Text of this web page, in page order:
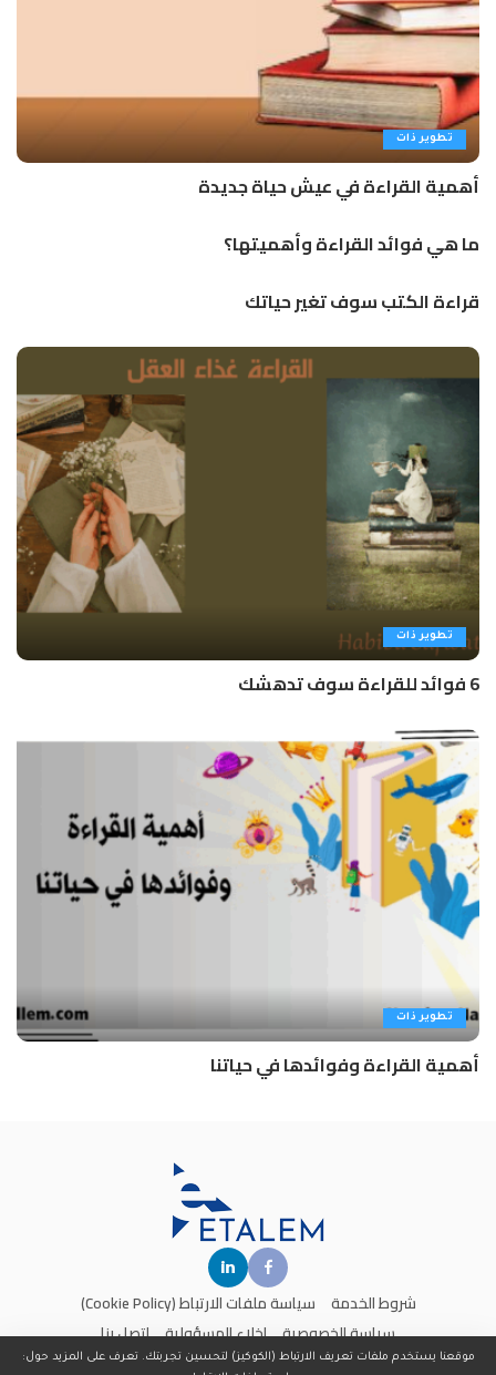
تطوير ذات
أهمية القراءة في عيش حياة جديدة
ما هي فوائد القراءة وأهميتها؟
قراءة الكتب سوف تغير حياتك
تطوير ذات
6 فوائد للقراءة سوف تدهشك
تطوير ذات
أهمية القراءة وفوائدها في حياتنا
شروط الخدمة سياسة ملفات الارتباط (Cookie Policy)
سياسة الخصوصية إخلاء المسؤولية اتصل بنا
موقعنا يستخدم ملفات تعريف الارتباط (الكوكيز) لتحسين تجربتك. تعرف على المزيد حول: